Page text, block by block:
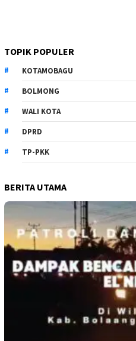
TOPIK POPULER
KOTAMOBAGU
BOLMONG
WALI KOTA
DPRD
TP-PKK
BERITA UTAMA